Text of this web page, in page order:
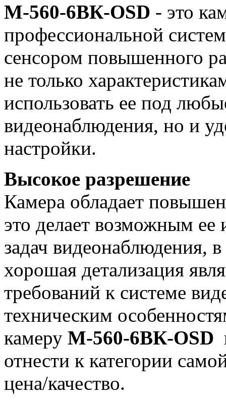
М-560-6ВК-OSD - это
профессиональной
сенсором повышенного
не только
использовать ее под
видеонаблюдения, но и
настройки.
Высокое разрешение
Камера обладает
это делает возможным ее
задач видеонаблюдения,
хорошая детализация
требований к системе
техническим
камеру М-560-6ВК-OSD
отнести к категории
цена/качество.